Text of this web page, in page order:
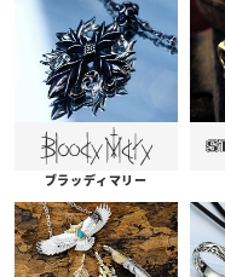
ブラッディマリー